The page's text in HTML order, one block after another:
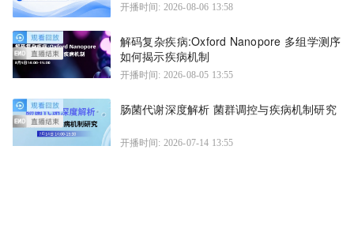
开播时间: 2026-08-06 13:58
解码复杂疾病:Oxford Nanopore 多组学测序
如何揭示疾病机制
开播时间: 2026-08-05 13:55
肠菌代谢深度解析 菌群调控与疾病机制研究
开播时间: 2026-07-14 13:55